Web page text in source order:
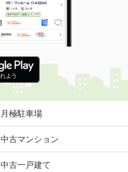
月極駐車場
中古マンション
中古一戸建て